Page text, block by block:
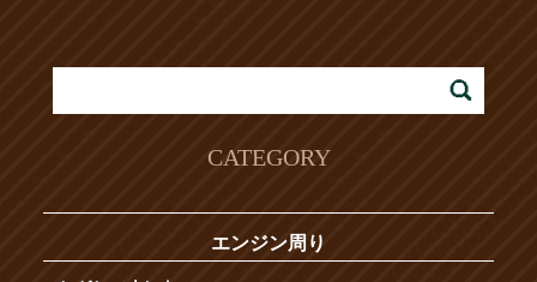
CATEGORY
エンジン周り